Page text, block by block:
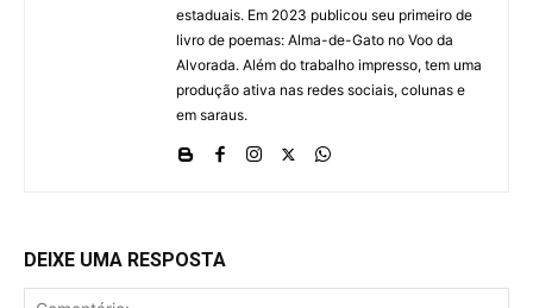
estaduais. Em 2023 publicou seu primeiro de
livro de poemas: Alma-de-Gato no Voo da
Alvorada. Além do trabalho impresso, tem uma
produção ativa nas redes sociais, colunas e
em saraus.
DEIXE UMA RESPOSTA